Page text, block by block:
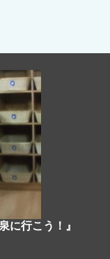
に行こう！』